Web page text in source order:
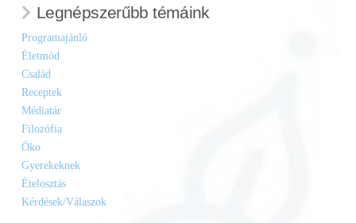
Legnépszerűbb témáink
Programajánló
Életmód
Család
Receptek
Médiatár
Filozófia
Öko
Gyerekeknek
Ételosztás
Kérdések/Válaszok